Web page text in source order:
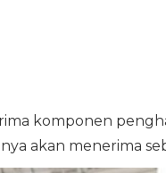
komponen
akan menerima